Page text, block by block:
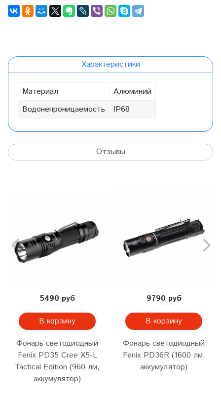
Характеристики
Материал
Алюминий
Водонепроницаемость
IP68
Отзывы
5490 руб
В корзину
Фонарь светодиодный
Fenix PD35 Cree X5-L
Tactical Edition (960 лм,
аккумулятор)
9790 руб
В корзину
Фонарь светодиодный
Fenix PD36R (1600 лм,
аккумулятор)